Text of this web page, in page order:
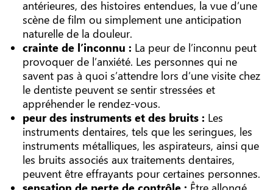
antérieures, des histoires entendues, la vue d’une
scène de film ou simplement une anticipation
naturelle de la douleur.
crainte de l’inconnu : La peur de l’inconnu peut
provoquer de l’anxiété. Les personnes qui ne
savent pas à quoi s’attendre lors d’une visite chez
le dentiste peuvent se sentir stressées et
appréhender le rendez-vous.
peur des instruments et des bruits : Les
instruments dentaires, tels que les seringues, les
instruments métalliques, les aspirateurs, ainsi que
les bruits associés aux traitements dentaires,
peuvent être effrayants pour certaines personnes.